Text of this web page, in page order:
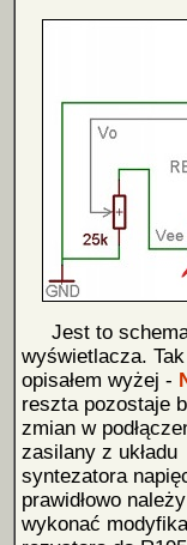
Jest to schemat
wyświetlacza.
opisałem wyżej -
reszta pozostaje
zmian w
zasilany z układu
syntezatora
prawidłowo należy
wykonać